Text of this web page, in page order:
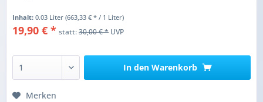
Inhalt:0.03 Liter(663,33 € * / 1 Liter)
19,90 € * statt:30,00 € *UVP
In den Warenkorb
Merken